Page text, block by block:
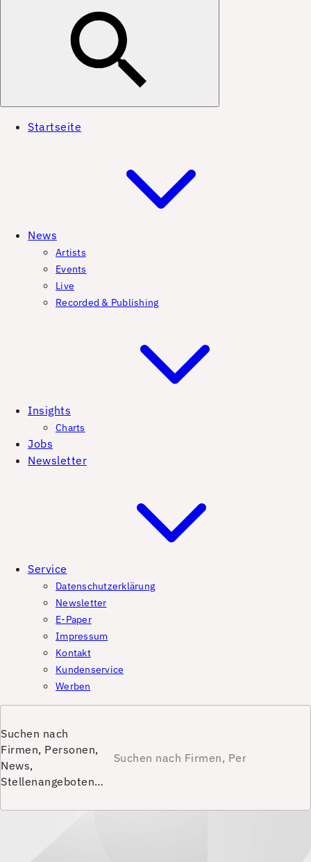
Startseite
News
Artists
Events
Live
Recorded & Publishing
Insights
Charts
Jobs
Newsletter
Service
Datenschutzerklärung
Newsletter
E-Paper
Impressum
Kontakt
Kundenservice
Werben
Suchen nach
Firmen, Personen,
News,
Stellenangeboten…